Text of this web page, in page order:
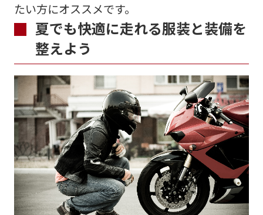
たい方にオススメです。
夏でも快適に走れる服装と装備を
整えよう